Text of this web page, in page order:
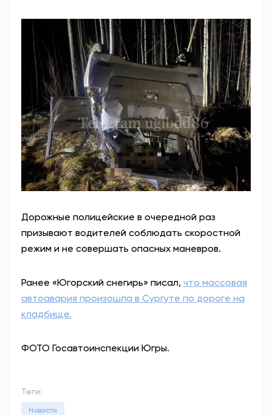
Дорожные полицейские в очередной раз
призывают водителей соблюдать скоростной
режим и не совершать опасных маневров.
Ранее «Югорский снегирь» писал, что массовая
автоавария произошла в Сургуте по дороге на
кладбище.
ФОТО Госавтоинспекции Югры.
Теги:
Новости